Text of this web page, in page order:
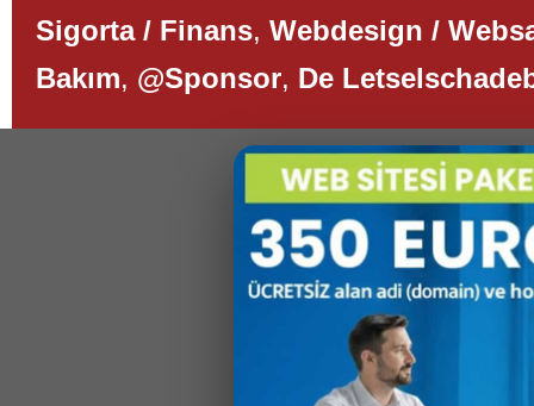
Sigorta / Finans, Webdesign /
Bakım, @Sponsor, De